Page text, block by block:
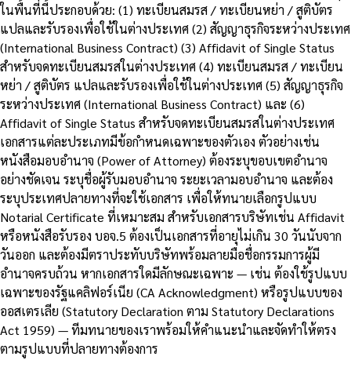
ในพื้นที่นี้ประกอบด้วย: (1) ทะเบียนสมรส / ทะเบียนหย่า / สูติบัตร
แปลและรับรองเพื่อใช้ในต่างประเทศ (2) สัญญาธุรกิจระหว่างประเทศ
(International Business Contract) (3) Affidavit of Single Status
สำหรับจดทะเบียนสมรสในต่างประเทศ (4) ทะเบียนสมรส / ทะเบียน
หย่า / สูติบัตร แปลและรับรองเพื่อใช้ในต่างประเทศ (5) สัญญาธุรกิจ
ระหว่างประเทศ (International Business Contract) และ (6)
Affidavit of Single Status สำหรับจดทะเบียนสมรสในต่างประเทศ
เอกสารแต่ละประเภทมีข้อกำหนดเฉพาะของตัวเอง ตัวอย่างเช่น
หนังสือมอบอำนาจ (Power of Attorney) ต้องระบุขอบเขตอำนาจ
อย่างชัดเจน ระบุชื่อผู้รับมอบอำนาจ ระยะเวลามอบอำนาจ และต้อง
ระบุประเทศปลายทางที่จะใช้เอกสาร เพื่อให้ทนายเลือกรูปแบบ
Notarial Certificate ที่เหมาะสม สำหรับเอกสารบริษัทเช่น Affidavit
หรือหนังสือรับรอง บอจ.5 ต้องเป็นเอกสารที่อายุไม่เกิน 30 วันนับจาก
วันออก และต้องมีตราประทับบริษัทพร้อมลายมือชื่อกรรมการผู้มี
อำนาจครบถ้วน หากเอกสารใดมีลักษณะเฉพาะ — เช่น ต้องใช้รูปแบบ
เฉพาะของรัฐแคลิฟอร์เนีย (CA Acknowledgment) หรือรูปแบบของ
ออสเตรเลีย (Statutory Declaration ตาม Statutory Declarations
Act 1959) — ทีมทนายของเราพร้อมให้คำแนะนำและจัดทำให้ตรง
ตามรูปแบบที่ปลายทางต้องการ